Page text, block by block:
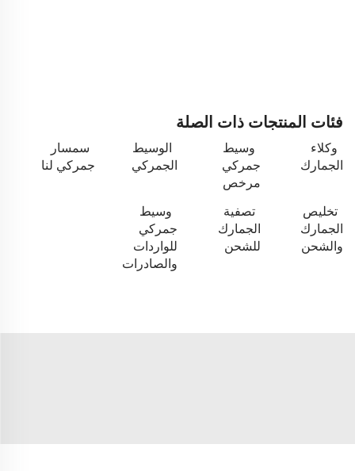
فئات المنتجات ذات الصلة
وكلاء
الجمارك
وسيط
جمركي
مرخص
الوسيط
الجمركي
سمسار
جمركي لنا
تخليص
الجمارك
والشحن
تصفية
الجمارك
للشحن
وسيط
جمركي
للواردات
والصادرات